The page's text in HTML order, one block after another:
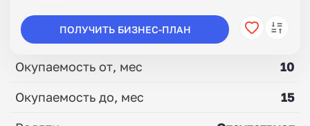
ПОЛУЧИТЬ БИЗНЕС-ПЛАН
Окупаемость от, мес
10
Окупаемость до, мес
15